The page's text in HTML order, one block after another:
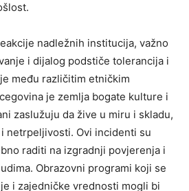
nadležnih institucija, važno
i dijalog podstiče tolerancija i
među različitim etničkim
je zemlja bogate kulture i
zaslužuju da žive u miru i skladu,
netrpeljivosti. Ovi incidenti su
raditi na izgradnji povjerenja i
Obrazovni programi koji se
i zajedničke vrednosti mogli bi